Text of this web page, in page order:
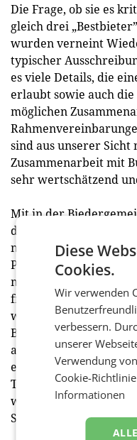
Die Frage, ob sie es
gleich drei
wurden verneint
typischer
es viele Details, die
erlaubt sowie auch
möglichen
sind aus unserer Sicht
Zusammenarbeit mit
sehr wertschätzend
Mit in der
die Agentur
neues Führungsteam
Partner Gianna
mit PKP BBDO positiv
freuen wir uns über
wir uns mit der PKP
Bundesregierung
auch für die anderen
eine Bestätigung
Team von rosenberg
wir gemeinsam einiges
Schöneich zum
Diese
Cookies.
Wir verwenden
verbessern.
unserer
Verwendung
Cookie-
Informationen